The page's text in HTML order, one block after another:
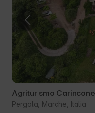
Agriturismo Carincone
Pergola, Marche, Italia